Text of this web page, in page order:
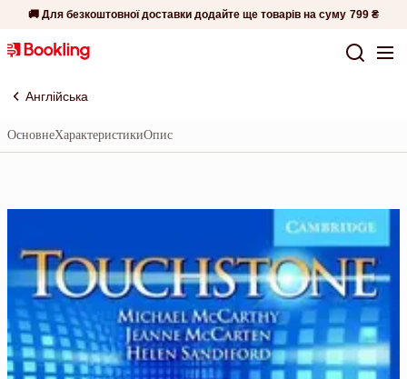
🚚 Для безкоштовної доставки додайте ще товарів на суму 799 ₴
Англійська
ОсновнеХарактеристикиОпис